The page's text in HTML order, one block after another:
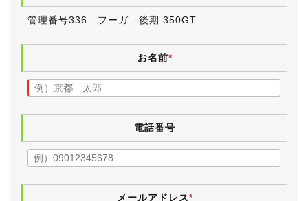
ボディにはまだ艶が残っており、メッキパーツやヘッド
ライトレンズもきれいで、新車で購入された前オーナー
年式や走行距離を感じさせない、きれいな外装です。
金塗装による補修歴も無さそうです。
後期モデルですので、前期型では450GTのみの設定だ
った大型リアバンパー＆４本出しマフラーが装着されて
います。
また、フロントグリルやサイドシル、ドアモール、サイ
管理番号336 フーガ 後期 350GT
お名前*
電話番号
メールアドレス*